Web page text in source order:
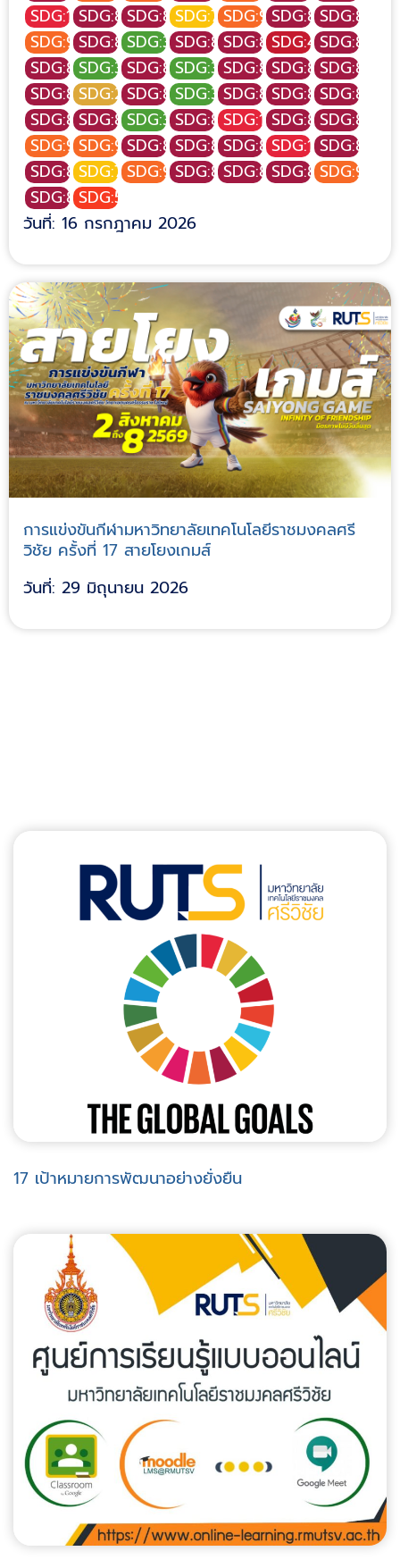
SDG:1 SDG:8SDG:8SDG:7SDG:9SDG:8SDG:8
SDG:9SDG:8SDG:3SDG:8SDG:8SDG:4SDG:8
SDG:8SDG:3SDG:8SDG:3SDG:8SDG:8SDG:8
SDG:8SDG:2SDG:8SDG:3SDG:8SDG:8SDG:8
SDG:8SDG:8SDG:3SDG:8SDG:1 SDG:8SDG:8
SDG:9SDG:9SDG:8SDG:8SDG:8SDG:1 SDG:8
SDG:8SDG:7SDG:9SDG:8SDG:8SDG:8SDG:9
SDG:8SDG:5
วันที่: 16 กรกฎาคม 2026
การแข่งขันกีฬามหาวิทยาลัยเทคโนโลยีราชมงคลศรี
วิชัย ครั้งที่ 17 สายโยงเกมส์
วันที่: 29 มิถุนายน 2026
17 เป้าหมายการพัฒนาอย่างยั่งยืน